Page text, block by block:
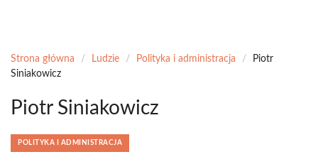
Strona główna / Ludzie / Polityka i administracja /
Piotr
Siniakowicz
Piotr Siniakowicz
POLITYKA I ADMINISTRACJA